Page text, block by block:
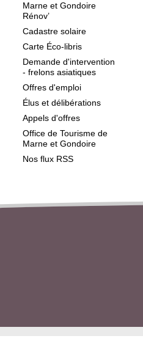
Marne et Gondoire
Rénov’
Cadastre solaire
Carte Éco-libris
Demande d'intervention
- frelons asiatiques
Offres d'emploi
Élus et délibérations
Appels d'offres
Office de Tourisme de
Marne et Gondoire
Nos flux RSS